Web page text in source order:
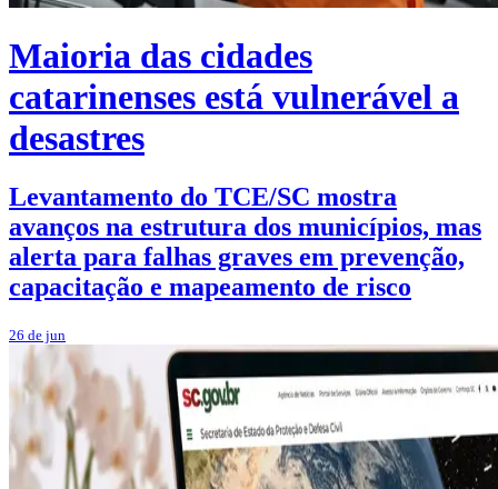
Maioria das cidades
catarinenses está vulnerável a
desastres
Levantamento do TCE/SC mostra
avanços na estrutura dos municípios, mas
alerta para falhas graves em prevenção,
capacitação e mapeamento de risco
26 de jun